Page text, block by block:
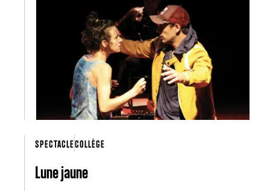
SPECTACLECOLLÈGE
Lune jaune